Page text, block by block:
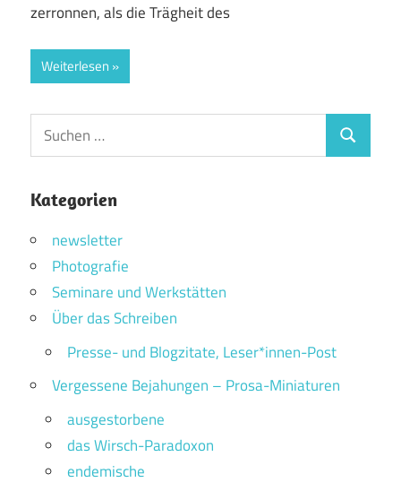
zerronnen, als die Trägheit des
Weiterlesen
Suchen
nach:
Suchen
Kategorien
newsletter
Photografie
Seminare und Werkstätten
Über das Schreiben
Presse- und Blogzitate, Leser*innen-Post
Vergessene Bejahungen – Prosa-Miniaturen
ausgestorbene
das Wirsch-Paradoxon
endemische